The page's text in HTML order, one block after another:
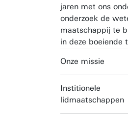
jaren met ons
onderzoek de
maatschappij te
in deze boeiende
Onze missie
Institionele
lidmaatschappen